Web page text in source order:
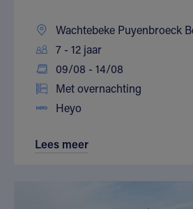
Wachtebeke Puyenbroeck
7 - 12 jaar
09/08 - 14/08
Met overnachting
Heyo
Lees meer